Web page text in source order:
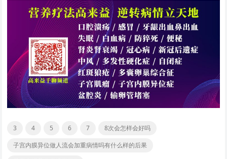
3 4 5 6 7
8次会怎样会好吗
子宫内膜异位做人流会加重病情吗有什么样的后果